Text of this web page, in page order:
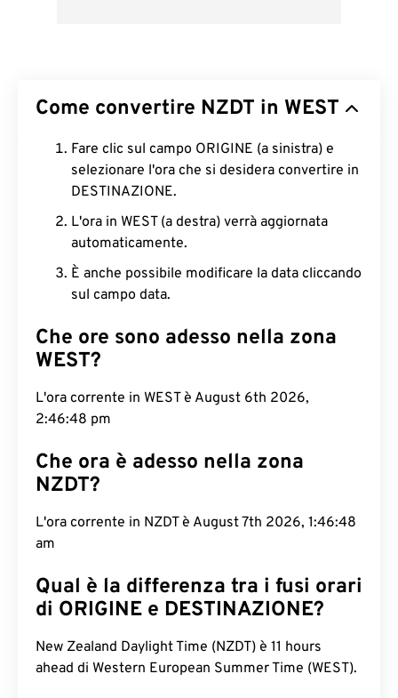
Come convertire NZDT in WEST
Fare clic sul campo ORIGINE (a sinistra) e
selezionare l'ora che si desidera convertire in
DESTINAZIONE.
L'ora in WEST (a destra) verrà aggiornata
automaticamente.
È anche possibile modificare la data cliccando
sul campo data.
Che ore sono adesso nella zona
WEST?
L'ora corrente in WEST è August 6th 2026,
2:46:49 pm
Che ora è adesso nella zona
NZDT?
L'ora corrente in NZDT è August 7th 2026, 1:46:49
am
Qual è la differenza tra i fusi orari
di ORIGINE e DESTINAZIONE?
New Zealand Daylight Time (NZDT) è 11 hours
ahead di Western European Summer Time (WEST).